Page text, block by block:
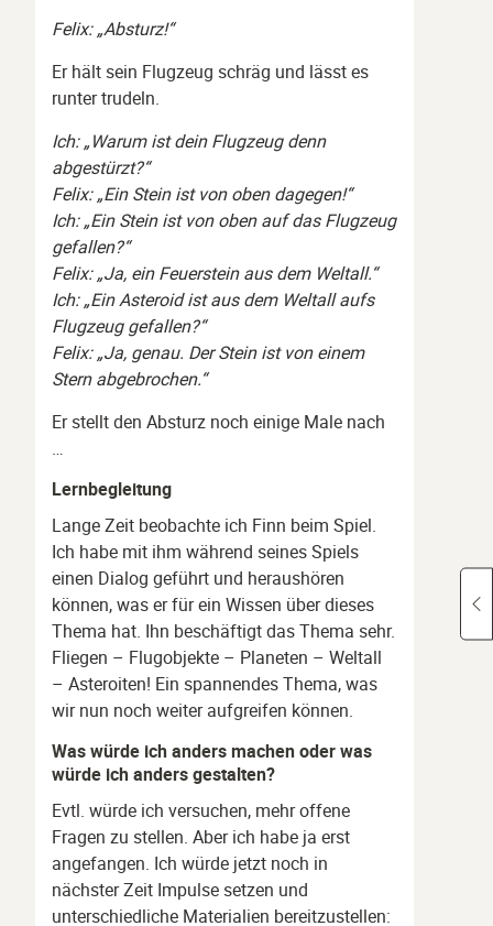
Felix: „Absturz!“
Er hält sein Flugzeug schräg und lässt es
runter trudeln.
Ich: „Warum ist dein Flugzeug denn
abgestürzt?“
Felix: „Ein Stein ist von oben dagegen!“
Ich: „Ein Stein ist von oben auf das Flugzeug
gefallen?“
Felix: „Ja, ein Feuerstein aus dem Weltall.“
Ich: „Ein Asteroid ist aus dem Weltall aufs
Flugzeug gefallen?“
Felix: „Ja, genau. Der Stein ist von einem
Stern abgebrochen.“
Er stellt den Absturz noch einige Male nach
…
Lernbegleitung
Lange Zeit beobachte ich Finn beim Spiel.
Ich habe mit ihm während seines Spiels
einen Dialog geführt und heraushören
können, was er für ein Wissen über dieses
Thema hat. Ihn beschäftigt das Thema sehr.
Fliegen – Flugobjekte – Planeten – Weltall
– Asteroiten! Ein spannendes Thema, was
wir nun noch weiter aufgreifen können.
Was würde ich anders machen oder was
würde ich anders gestalten?
Evtl. würde ich versuchen, mehr offene
Fragen zu stellen. Aber ich habe ja erst
angefangen. Ich würde jetzt noch in
nächster Zeit Impulse setzen und
unterschiedliche Materialien bereitzustellen: